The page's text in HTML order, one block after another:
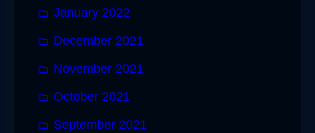
January 2022
December 2021
November 2021
October 2021
September 2021